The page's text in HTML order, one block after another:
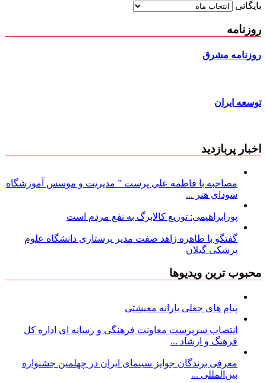
بایگانی
روزنامه
روزنامه مشرق
توسعه ایران
اخبار پربازدید
مصاحبه با فاطمه علی پرست ” مدیریت و موسس آموزشگاه
سودای هنر ...
پورابراهیمی: توزیع کالابرگ به نفع مردم است
گفتگو با طاهره زاهد صفت مدیر پرستاری دانشگاه علوم
پزشکی گیلان
محبوب ترین ویدیوها
پیام های جعلی یارانه معیشتی
انتصاب سرپرست معاونت فرهنگی و رسانه ای اداره کل
فرهنگ و ارشاد ...
معرفی برندگان جوایز سینمای ایران در چهلمین جشنواره
بین‌المللی ...